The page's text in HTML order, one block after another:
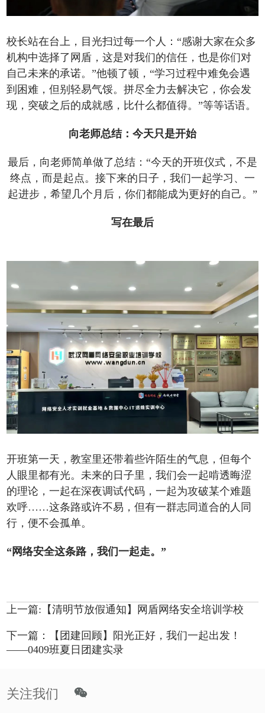
校长站在台上，目光扫过每一个人：“感谢大家在众多
机构中选择了网盾，这是对我们的信任，也是你们对
自己未来的承诺。”他顿了顿，“学习过程中难免会遇
到困难，但别轻易气馁。拼尽全力去解决它，你会发
现，突破之后的成就感，比什么都值得。”等等话语。
向老师总结：今天只是开始
最后，向老师简单做了总结：“今天的开班仪式，不是
终点，而是起点。接下来的日子，我们一起学习、一
起进步，希望几个月后，你们都能成为更好的自己。”
写在最后
开班第一天，教室里还带着些许陌生的气息，但每个
人眼里都有光。未来的日子里，我们会一起啃透晦涩
的理论，一起在深夜调试代码，一起为攻破某个难题
欢呼……这条路或许不易，但有一群志同道合的人同
行，便不会孤单。
“网络安全这条路，我们一起走。”
上一篇:【清明节放假通知】网盾网络安全培训学校
下一篇：【团建回顾】阳光正好，我们一起出发！
——0409班夏日团建实录
关注我们